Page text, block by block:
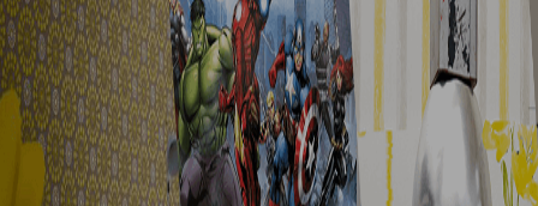
florais,
geométricos
e
muito
mais
em
venda
de
Papel